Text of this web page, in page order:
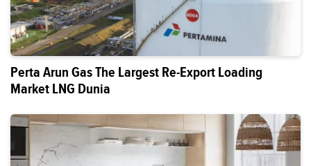
Perta Arun Gas The Largest Re-Export Loading
Market LNG Dunia